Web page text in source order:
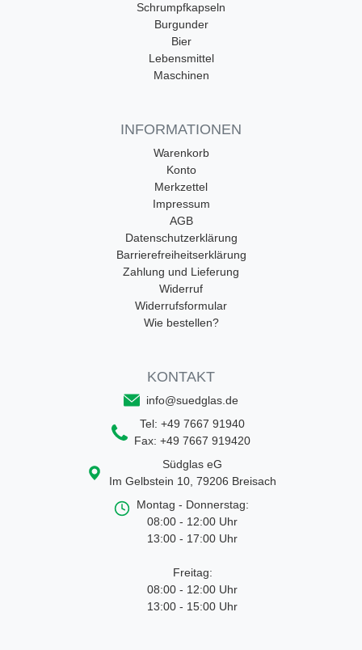
Schrumpfkapseln
Burgunder
Bier
Lebensmittel
Maschinen
INFORMATIONEN
Warenkorb
Konto
Merkzettel
Impressum
AGB
Datenschutzerklärung
Barrierefreiheitserklärung
Zahlung und Lieferung
Widerruf
Widerrufsformular
Wie bestellen?
KONTAKT
info@suedglas.de
Tel: +49 7667 91940
Fax: +49 7667 919420
Südglas eG
Im Gelbstein 10, 79206 Breisach
Montag - Donnerstag:
08:00 - 12:00 Uhr
13:00 - 17:00 Uhr
Freitag:
08:00 - 12:00 Uhr
13:00 - 15:00 Uhr